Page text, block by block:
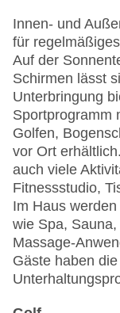
Innen- und
für
Auf der
Schirmen lässt
Unterbringung
Sportprogramm
Golfen,
vor Ort
auch viele
Fitnessstudio,
Im Haus
wie Spa,
Massage-
Gäste haben